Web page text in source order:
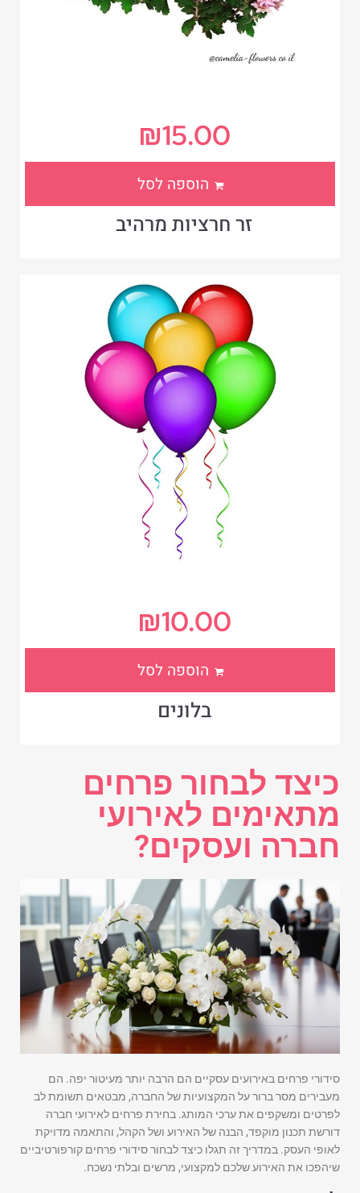
זר חרציות מרהיב
₪15.00
הוספה לסל
בלונים
₪10.00
הוספה לסל
כיצד לבחור פרחים
מתאימים לאירועי
חברה ועסקים?
סידורי פרחים באירועים עסקיים הם הרבה יותר מעיטור יפה. הם
מעבירים מסר ברור על המקצועיות של החברה, מבטאים תשומת לב
לפרטים ומשקפים את ערכי המותג. בחירת פרחים לאירועי חברה
דורשת תכנון מוקפד, הבנה של האירוע ושל הקהל, והתאמה מדויקת
לאופי העסק. במדריך זה תגלו כיצד לבחור סידורי פרחים קורפורטיביים
שיהפכו את האירוע שלכם למקצועי, מרשים ובלתי נשכח.